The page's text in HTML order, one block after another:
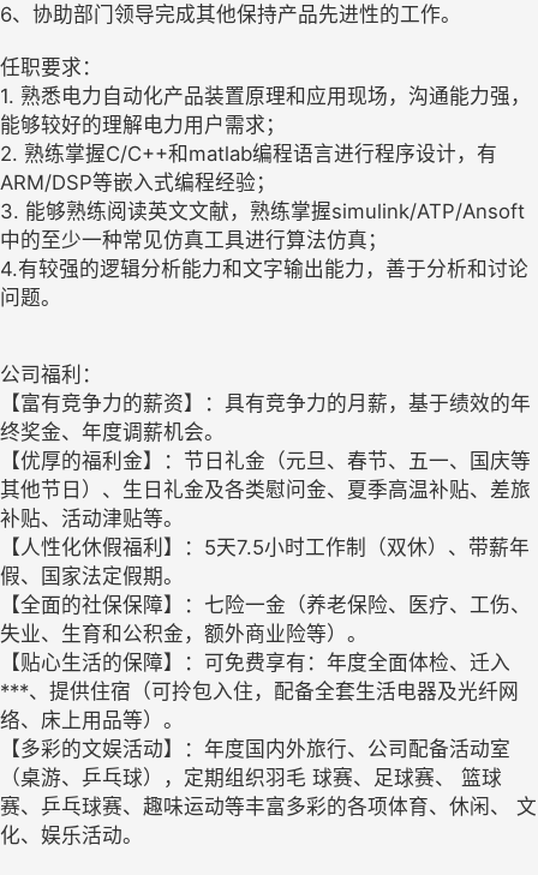
6、协助部门领导完成其他保持产品先进性的工作。
任职要求：
1. 熟悉电力自动化产品装置原理和应用现场，沟通能力强，
能够较好的理解电力用户需求；
2. 熟练掌握C/C++和matlab编程语言进行程序设计，有
ARM/DSP等嵌入式编程经验；
3. 能够熟练阅读英文文献，熟练掌握simulink/ATP/Ansoft
中的至少一种常见仿真工具进行算法仿真；
4.有较强的逻辑分析能力和文字输出能力，善于分析和讨论
问题。
公司福利：
【富有竞争力的薪资】：具有竞争力的月薪，基于绩效的年
终奖金、年度调薪机会。
【优厚的福利金】：节日礼金（元旦、春节、五一、国庆等
其他节日）、生日礼金及各类慰问金、夏季高温补贴、差旅
补贴、活动津贴等。
【人性化休假福利】：5天7.5小时工作制（双休）、带薪年
假、国家法定假期。
【全面的社保保障】：七险一金（养老保险、医疗、工伤、
失业、生育和公积金，额外商业险等）。
【贴心生活的保障】：可免费享有：年度全面体检、迁入
***、提供住宿（可拎包入住，配备全套生活电器及光纤网
络、床上用品等）。
【多彩的文娱活动】：年度国内外旅行、公司配备活动室
（桌游、乒乓球），定期组织羽毛 球赛、足球赛、 篮球
赛、乒乓球赛、趣味运动等丰富多彩的各项体育、休闲、 文
化、娱乐活动。